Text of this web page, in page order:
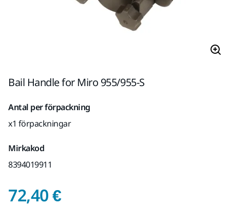
Bail Handle for Miro 955/955-S
Antal per förpackning
x1 förpackningar
Mirkakod
8394019911
72,40 €Pris med Moms 25,5